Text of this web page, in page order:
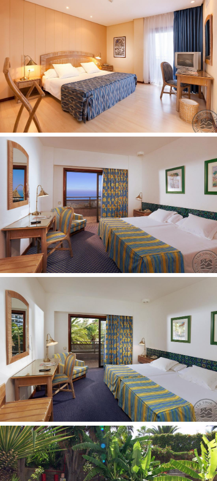
Paplūdimys
miesto (Playa del Jardin)
paplūdimyje: skėčiai, gultai už papildomą mokestį
Numeryje
plaukų džiovintuvas: yra
numerių tvarkymas: kasdien
seifas numeryje, už papildomą mokestį
balkonas
oro kondicionierius: yra (dirba priklausomai nuo sezono)
telefonas (už papildomą mokestį)
vonios reikmenys
mini baras 1
televizorius: palydovinė
rankšluosčių keitimas: pagal atskirą užklausimą
televizorius: yra
internetas: Wi-Fi registratūroje, už papildomą mokestį
vonios kambarys
Vaikams
vaikų klubas (nuo 4 iki 12 metų)
pramoginiai renginiai vaikams
baseinas vaikams: yra
auklė pagal atskirą užklausimą, už papildomą mokestį
žaidimų aikštelė
diskoteka vaikams
lovelė: pagal atskirą užklausimą, nemokamai